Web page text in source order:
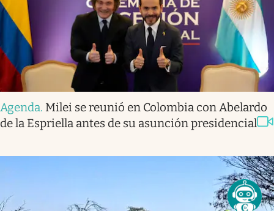
Agenda. Milei se reunió en Colombia con Abelardo
de la Espriella antes de su asunción presidencial